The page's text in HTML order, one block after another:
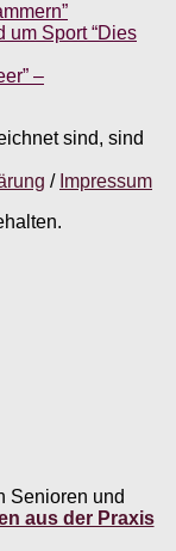
um Sport “Dies
–
sind, sind
/ Impressum
Senioren und
aus der Praxis